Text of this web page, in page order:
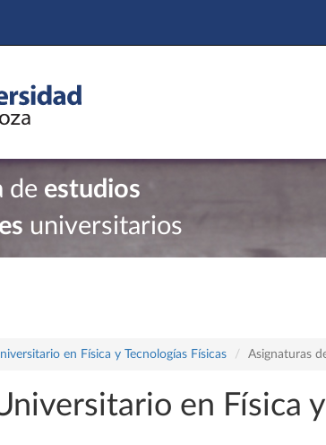
de estudios
universitarios
en Física y Tecnologías Físicas Asignaturas
en Física